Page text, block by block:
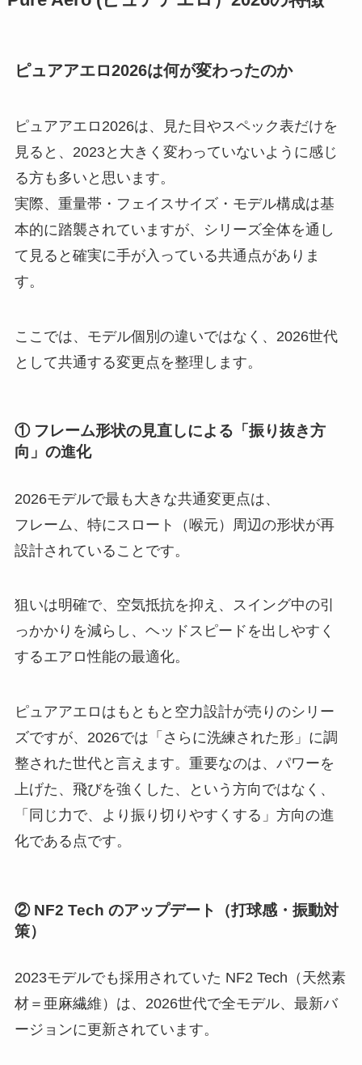
ピュアアエロ2026は何が変わったのか
ピュアアエロ2026は、見た目やスペック表だけを
見ると、2023と大きく変わっていないように感じ
る方も多いと思います。
実際、重量帯・フェイスサイズ・モデル構成は基
本的に踏襲されていますが、シリーズ全体を通し
て見ると確実に手が入っている共通点がありま
す。
ここでは、モデル個別の違いではなく、2026世代
として共通する変更点を整理します。
① フレーム形状の見直しによる「振り抜き方
向」の進化
2026モデルで最も大きな共通変更点は、
フレーム、特にスロート（喉元）周辺の形状が再
設計されていることです。
狙いは明確で、空気抵抗を抑え、スイング中の引
っかかりを減らし、ヘッドスピードを出しやすく
するエアロ性能の最適化。
ピュアアエロはもともと空力設計が売りのシリー
ズですが、2026では「さらに洗練された形」に調
整された世代と言えます。重要なのは、パワーを
上げた、飛びを強くした、という方向ではなく、
「同じ力で、より振り切りやすくする」方向の進
化である点です。
② NF2 Tech のアップデート（打球感・振動対
策）
2023モデルでも採用されていた NF2 Tech（天然素
材＝亜麻繊維）は、2026世代で全モデル、最新バ
ージョンに更新されています。